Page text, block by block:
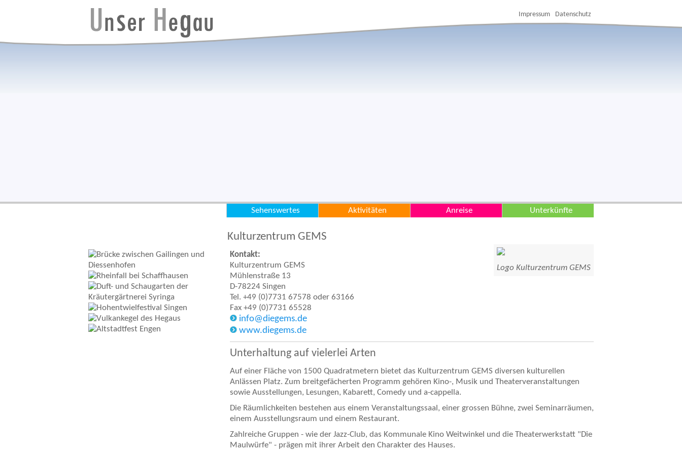
Datenschutz
Impressum
Unterkünfte
Anreise
Aktivitäten
Sehenswertes
Kulturzentrum GEMS
Logo Kulturzentrum GEMS
Kontakt:
Kulturzentrum GEMS
Mühlenstraße 13
D-78224 Singen
Tel. +49 (0)7731 67578 oder 63166
Fax +49 (0)7731 65528
info@diegems.de
www.diegems.de
Unterhaltung auf vielerlei Arten
Auf einer Fläche von 1500 Quadratmetern bietet das Kulturzentrum GEMS diversen kulturellen
Anlässen Platz. Zum breitgefächerten Programm gehören Kino-, Musik und Theaterveranstaltungen
sowie Ausstellungen, Lesungen, Kabarett, Comedy und a-cappella.
Die Räumlichkeiten bestehen aus einem Veranstaltungssaal, einer grossen Bühne, zwei Seminarräumen,
einem Ausstellungsraum und einem Restaurant.
Zahlreiche Gruppen - wie der Jazz-Club, das Kommunale Kino Weitwinkel und die Theaterwerkstatt "Die
Maulwürfe" - prägen mit ihrer Arbeit den Charakter des Hauses.